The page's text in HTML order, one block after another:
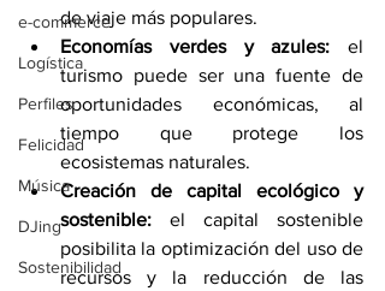
e-commerce
Logística
Perfiles
Felicidad
Música
DJing
Sostenibilidad
de viaje más populares.
Economías verdes y azules: el
turismo puede ser una fuente de
oportunidades económicas, al
tiempo que protege los
ecosistemas naturales.
Creación de capital ecológico y
sostenible: el capital sostenible
posibilita la optimización del uso de
recursos y la reducción de las